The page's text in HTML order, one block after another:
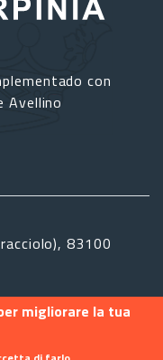
con
Avellino
83100
migliorare la tua